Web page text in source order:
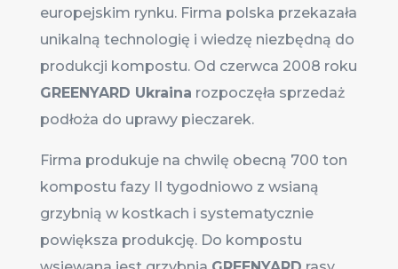
europejskim rynku. Firma polska przekazała
unikalną technologię i wiedzę niezbędną do
produkcji kompostu. Od czerwca 2008 roku
GREENYARD Ukraina rozpoczęła sprzedaż
podłoża do uprawy pieczarek.
Firma produkuje na chwilę obecną 700 ton
kompostu fazy II tygodniowo z wsianą
grzybnią w kostkach i systematycznie
powiększa produkcję. Do kompostu